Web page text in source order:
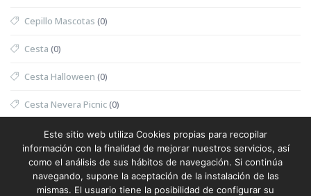
Cepillo Mascotas (0)
Cesta (0)
Cesta Halloween (0)
Cesta Nevera Picnic(0)
Cesta Picnic (0)
Cesta Térmica(0)
Chaleco(1)
Este sitio web utiliza Cookies propias para recopilar
información con la finalidad de mejorar nuestros servicios, así
como el análisis de sus hábitos de navegación. Si continúa
navegando, supone la aceptación de la instalación de las
mismas. El usuario tiene la posibilidad de configurar su